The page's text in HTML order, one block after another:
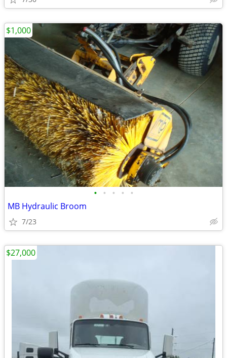
• • • • •
MB Hydraulic Broom
7/23
$1,000
$27,000